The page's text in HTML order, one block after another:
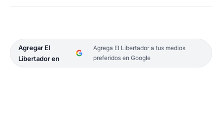
Agregar El
Libertador en
Agrega El Libertador a tus medios
preferidos en Google